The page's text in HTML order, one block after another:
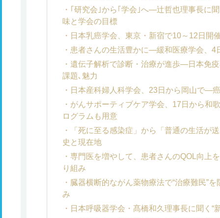
｢研究会｣から｢学会｣へ―辻哲也理事長に
味と学会の目標
日本乳癌学会、東京・新宿で10～12日開
患者さんの生活豊かに―緩和医療学会、4
遺伝子解析で診断・治療が進歩―日本免
課題､魅力
日本産科婦人科学会、23日から岡山で―
がんサポーティブケア学会、17日から和
ログラムも用意
「死に至る感染症」から「普通の生活が
史と現在地
専門医を増やして、患者さんのQOL向上
り組み
臓器横断的ながん薬物療法で“治療難民”
み
日本呼吸器学会・髙橋和久理事長に聞く“